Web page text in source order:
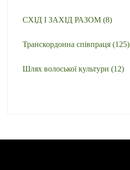
СХІД І ЗАХІД РАЗОМ (8)
Транскордонна співпраця (125)
Шлях волоської культури (12)